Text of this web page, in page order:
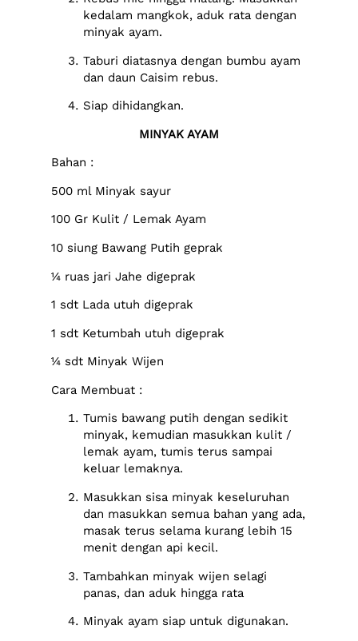
kedalam mangkok, aduk rata dengan
minyak ayam.
Taburi diatasnya dengan bumbu ayam
dan daun Caisim rebus.
Siap dihidangkan.
MINYAK AYAM
Bahan :
500 ml Minyak sayur
100 Gr Kulit / Lemak Ayam
10 siung Bawang Putih geprak
¼ ruas jari Jahe digeprak
1 sdt Lada utuh digeprak
1 sdt Ketumbah utuh digeprak
¼ sdt Minyak Wijen
Cara Membuat :
Tumis bawang putih dengan sedikit
minyak, kemudian masukkan kulit /
lemak ayam, tumis terus sampai
keluar lemaknya.
Masukkan sisa minyak keseluruhan
dan masukkan semua bahan yang ada,
masak terus selama kurang lebih 15
menit dengan api kecil.
Tambahkan minyak wijen selagi
panas, dan aduk hingga rata
Minyak ayam siap untuk digunakan.